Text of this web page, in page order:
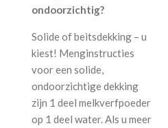
ondoorzichtig?
Solide of beitsdekking – u
kiest! Menginstructies
voor een solide,
ondoorzichtige dekking
zijn 1 deel melkverfpoeder
op 1 deel water. Als u meer